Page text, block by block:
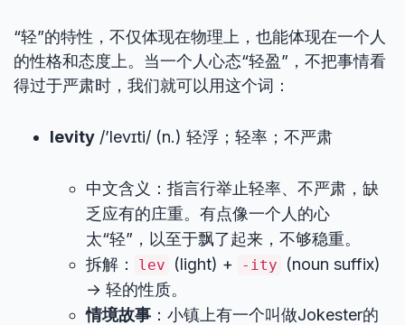
“轻”的特性，不仅体现在物理上，也能体现在一个人
的性格和态度上。当一个人心态“轻盈”，不把事情看
得过于严肃时，我们就可以用这个词：
levity /’levɪti/ (n.) 轻浮；轻率；不严肃
中文含义：指言行举止轻率、不严肃，缺
乏应有的庄重。有点像一个人的心
太“轻”，以至于飘了起来，不够稳重。
拆解：
lev (light) + -ity
(noun suffix)
→ 轻的性质。
情境故事 ：小镇上有一个叫做Jokester的